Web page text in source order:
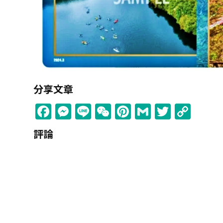
分享文章
Facebook
Messenger
LineWeChat
Pinterest
GmailTwitter
評論